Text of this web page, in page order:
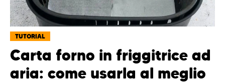
TUTORIAL
Carta forno in friggitrice ad
aria: come usarla al meglio